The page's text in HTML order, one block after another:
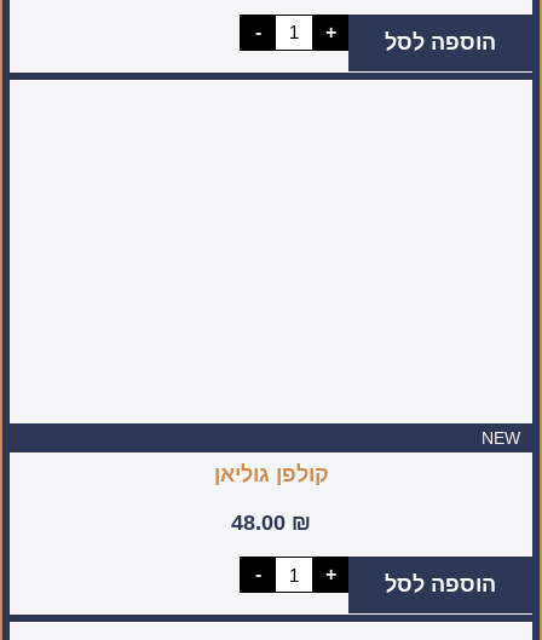
-
כמות
של
מיני
+ הוספה לסל
NEW
קולפן גוליאן
48.00 ₪
-
כמות
של
גוליאן
+ הוספה לסל